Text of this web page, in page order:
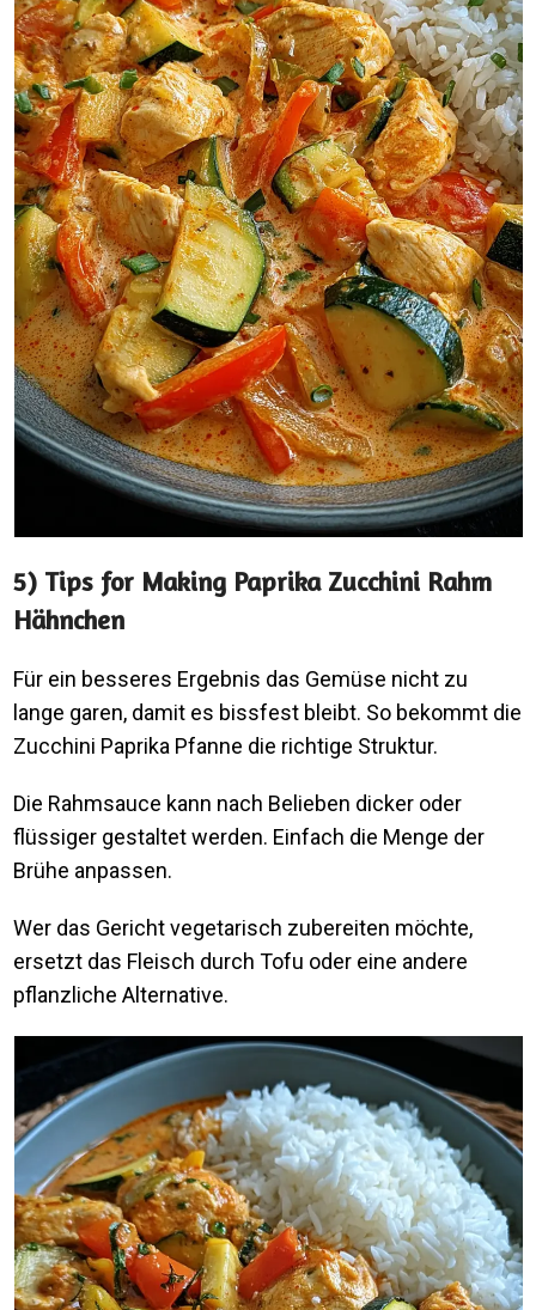
5) Tips for Making Paprika Zucchini Rahm
Hähnchen
Für ein besseres Ergebnis das Gemüse nicht zu
lange garen, damit es bissfest bleibt. So bekommt die
Zucchini Paprika Pfanne die richtige Struktur.
Die Rahmsauce kann nach Belieben dicker oder
flüssiger gestaltet werden. Einfach die Menge der
Brühe anpassen.
Wer das Gericht vegetarisch zubereiten möchte,
ersetzt das Fleisch durch Tofu oder eine andere
pflanzliche Alternative.